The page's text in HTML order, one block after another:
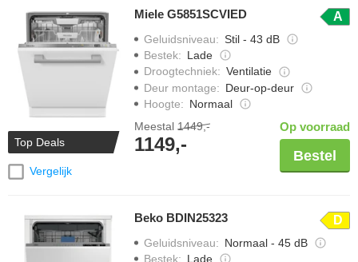
Top Deals
Vergelijk
Miele G5851SCVIED A
Geluidsniveau: Stil - 43 dB
Bestek: Lade
Droogtechniek: Ventilatie
Deur montage: Deur-op-deur
Hoogte: Normaal
Meestal 1449,-
1149,-
Op voorraad
Bestel
Beko BDIN25323 D
Geluidsniveau: Normaal - 45 dB
Bestek: Lade